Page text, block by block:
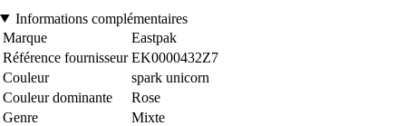
Informations complémentaires
Marque
Eastpak
Référence fournisseur EK0000432Z7
Couleur
spark unicorn
Couleur dominante
Rose
Genre
Mixte